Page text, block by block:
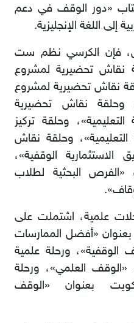
«دور اﻟﻮﻗﻒ ﻓﻲ دﻋﻢ
إﻟﻰ اﻟﻠﻐﺔ اﻹﻧﺠﻠﯿﺰﯾﺔ.
ﻓﺈن اﻟﻜﺮﺳﻲ ﻧﻈﻢ ﺳﺖ
ﻧﻘﺎش ﺗﺤﻀﯿﺮﯾﺔ ﻟﻤﺸﺮوع
ﻧﻘﺎش ﺗﺤﻀﯿﺮﯾﺔ ﻟﻤﺸﺮوع
وﺣﻠﻘﺔ ﻧﻘﺎش ﺗﺤﻀﯿﺮﯾﺔ
وﺣﻠﻘﺔ ﺗﺮﻛﯿﺰ
وﺣﻠﻘﺔ ﻧﻘﺎش
اﻻﺳﺘﺜﻤﺎرﯾﺔ اﻟﻮﻗﻔﯿﺔ»،
«اﻟﻔﺮص اﻟﺒﺤﺜﯿﺔ ﻟﻄﻼب
ﻋﻠﻤﯿﺔ، اﺷﺘﻤﻠﺖ ﻋﻠﻰ
«أﻓﻀﻞ اﻟﻤﻤﺎرﺳﺎت
اﻟﻮﻗﻔﯿﺔ»، ورﺣﻠﺔ ﻋﻠﻤﯿﺔ
اﻟﻌﻠﻤﻲ»، ورﺣﻠﺔ
ﺑﻌﻨﻮان «اﻟﻮﻗﻒ